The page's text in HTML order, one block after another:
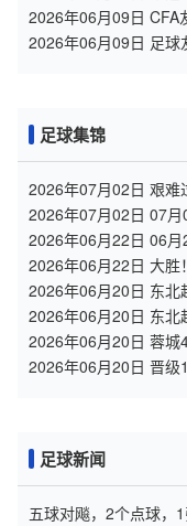
全场录像
2026年06月09日 CFA
U23 全场录像
2026年06月09日 足球
足球集锦
2026年07月02日 艰难
凯恩双响+绝杀
2026年07月02日 07
进球视频
2026年06月22日 06
特 进球视频
2026年06月22日 大胜
亚萨瓦尔2射1传+中柱
2026年06月20日 东北
被打破+两连胜终结
2026年06月20日 东北
+两连败
2026年06月20日 蓉城
17岁帅惟浩首秀
2026年06月20日 晋级
足球新闻
五球对飚，2个点球，